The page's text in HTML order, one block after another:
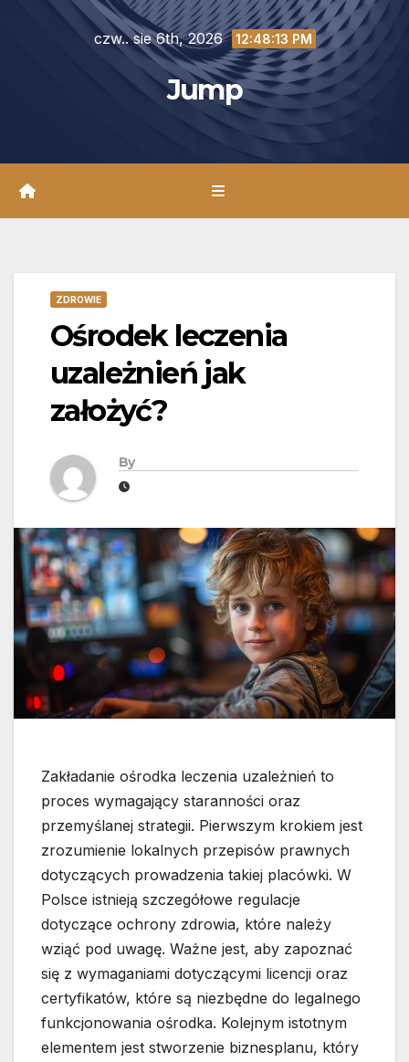
czw.. sie 6th, 2026 12:48:15 PM
Jump
ZDROWIE
Ośrodek leczenia
uzależnień jak
założyć?
By
Zakładanie ośrodka leczenia uzależnień to
proces wymagający staranności oraz
przemyślanej strategii. Pierwszym krokiem jest
zrozumienie lokalnych przepisów prawnych
dotyczących prowadzenia takiej placówki. W
Polsce istnieją szczegółowe regulacje
dotyczące ochrony zdrowia, które należy
wziąć pod uwagę. Ważne jest, aby zapoznać
się z wymaganiami dotyczącymi licencji oraz
certyfikatów, które są niezbędne do legalnego
funkcjonowania ośrodka. Kolejnym istotnym
elementem jest stworzenie biznesplanu, który